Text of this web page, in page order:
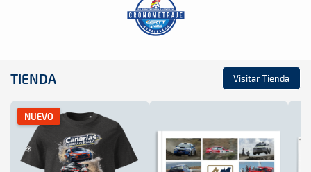
TIENDA Visitar Tienda
NUEVO